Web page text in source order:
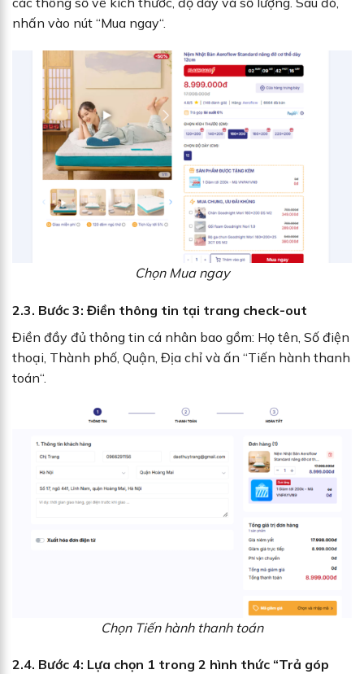
nhấn vào nút “Mua ngay“.
Chọn Mua ngay
2.3. Bước 3: Điền thông tin tại trang check-out
Điền đầy đủ thông tin cá nhân bao gồm: Họ tên, Số điện
thoại, Thành phố, Quận, Địa chỉ và ấn “Tiến hành thanh
toán“.
Chọn Tiến hành thanh toán
2.4. Bước 4: Lựa chọn 1 trong 2 hình thức “Trả góp